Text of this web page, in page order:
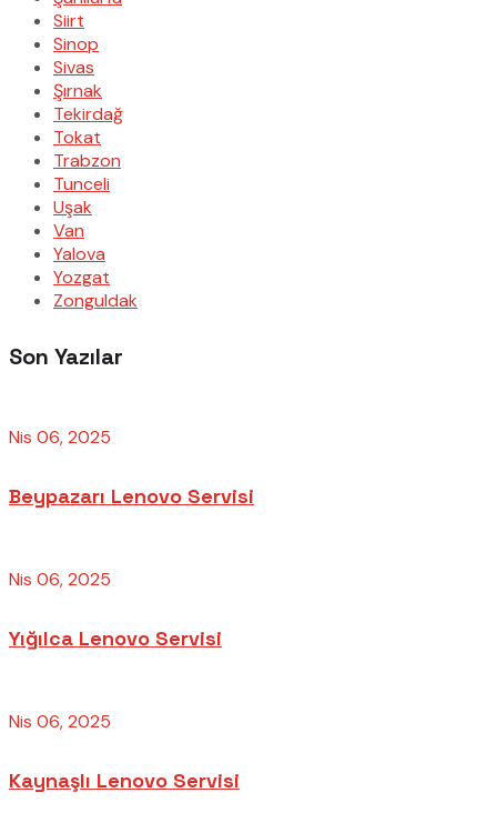
Siirt
Sinop
Sivas
Şırnak
Tekirdağ
Tokat
Trabzon
Tunceli
Uşak
Van
Yalova
Yozgat
Zonguldak
Son Yazılar
Nis 06, 2025
Beypazarı Lenovo Servisi
Nis 06, 2025
Yığılca Lenovo Servisi
Nis 06, 2025
Kaynaşlı Lenovo Servisi